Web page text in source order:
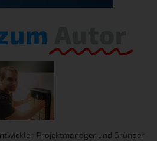
Projektmanager und Gründer